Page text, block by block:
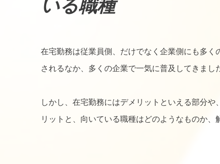
いる職種
在宅勤務は従業員側、だけでなく企業側にも多
されるなか、多くの企業で一気に普及してきまし
しかし、在宅勤務にはデメリットといえる部分
リットと、向いている職種はどのようなものか、